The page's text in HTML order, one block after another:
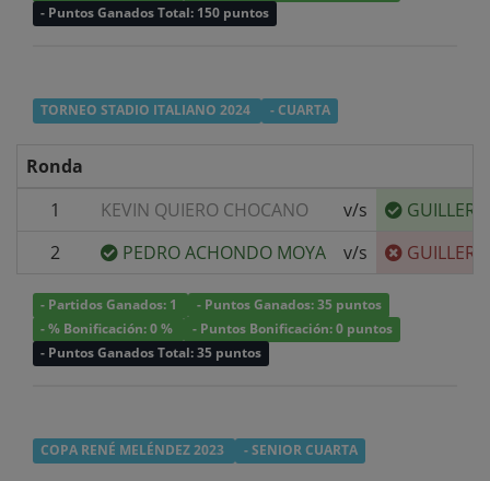
- Puntos Ganados Total: 150 puntos
TORNEO STADIO ITALIANO 2024 - CUARTA
Ronda
1
KEVIN QUIERO CHOCANO v/s
2
PEDRO ACHONDO MOYA v/s
- Partidos Ganados: 1
- Puntos Ganados: 35 puntos
- % Bonificación: 0 %
- Puntos Bonificación: 0 puntos
- Puntos Ganados Total: 35 puntos
COPA RENÉ MELÉNDEZ 2023 - SENIOR CUARTA